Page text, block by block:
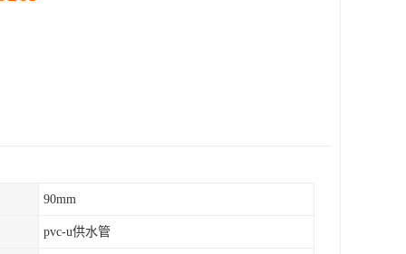
90mm
pvc-u供水管